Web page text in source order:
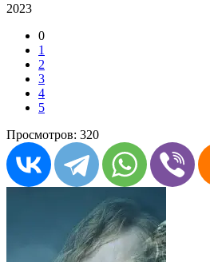
2023
0
1
2
3
4
5
Просмотров: 320